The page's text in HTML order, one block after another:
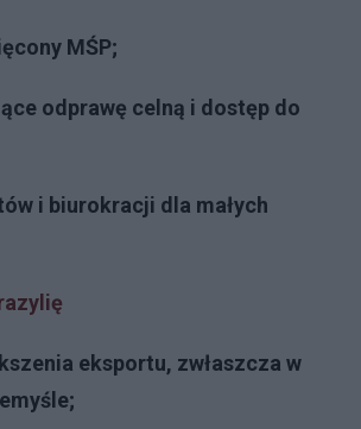
MŚP;
odprawę celną i dostęp do
i biurokracji dla małych
eksportu, zwłaszcza w